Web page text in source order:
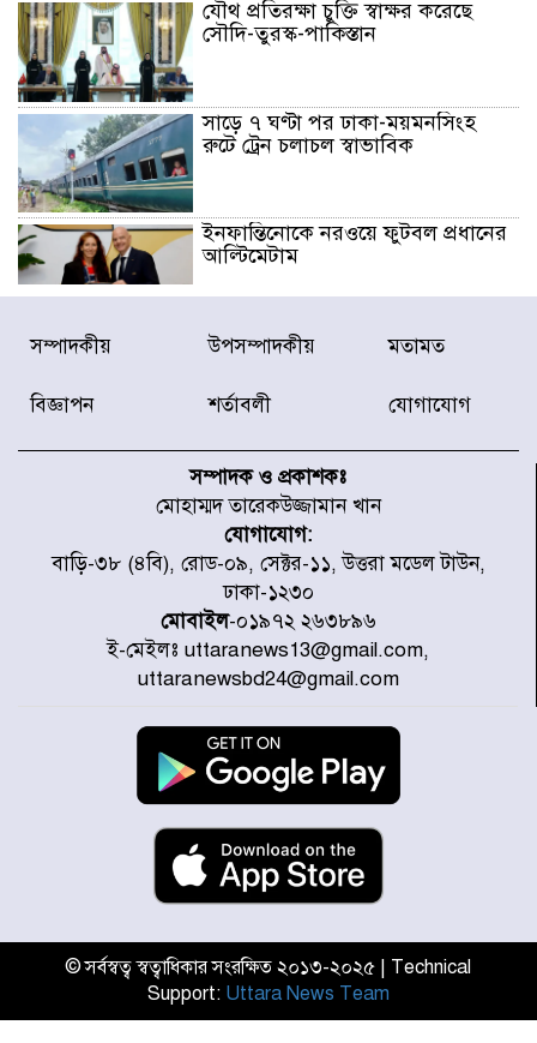
যৌথ প্রতিরক্ষা চুক্তি স্বাক্ষর করেছে
সৌদি-তুরস্ক-পাকিস্তান
সাড়ে ৭ ঘণ্টা পর ঢাকা-ময়মনসিংহ
রুটে ট্রেন চলাচল স্বাভাবিক
ইনফান্তিনোকে নরওয়ে ফুটবল প্রধানের
আল্টিমেটাম
দেশে ভারি বৃষ্টির সতর্কবার্তা, ১০
৫৩ নং ওয়ার্ডের সড়কে নেমপ্লেট
স্থাপনের উদ্যোগ চান মিয়া ব্যাপারীর
৭ জেলায় ঝোড়ো হাওয়াসহ বজ্রবৃষ্টির
শঙ্কা
বগুড়া ও সিলেটে সড়ক দুর্ঘটনায় নিহত
জুলাইয়ে দেশজুড়ে ৪৫৮টি সড়ক
দুর্ঘটনায় ৪১৬ জন নিহত হয়েছেন
হারিয়ে যাওয়া শিশুকে পরিবারের কাছে
থানার ওসি
আজ থেকে উন্মুক্ত ‘জুলাই গণঅভ্যুত্থান
সম্পাদকীয় উপসম্পাদকীয় মতামত
বিজ্ঞাপন শর্তাবলী যোগাযোগ
সম্পাদক ও প্রকাশকঃ
মোহাম্মদ তারেকউজ্জামান খান
যোগাযোগ:
বাড়ি-৩৮ (৪বি), রোড-০৯, সেক্টর-১১, উত্তরা মডেল টাউন,
ঢাকা-১২৩০
মোবাইল-০১৯৭২ ২৬৩৮৯৬
ই-মেইলঃ uttaranews13@gmail.com,
uttaranewsbd24@gmail.com
© সর্বস্বত্ব স্বত্বাধিকার সংরক্ষিত ২০১৩-২০২৫ | Technical
Support: Uttara News Team